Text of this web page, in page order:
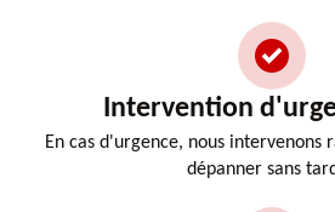
Intervention
En cas d'urgence, nous intervenons
dépanner sans